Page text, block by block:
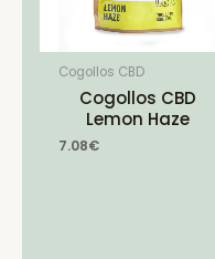
Cogollos CBD
Cogollos CBD
Lemon Haze
7.08€